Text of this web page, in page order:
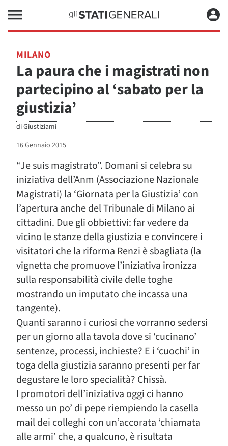
MILANO
La paura che i magistrati non
partecipino al ‘sabato per la
giustizia’
diGiustiziami
16 Gennaio 2015
“Je suis magistrato”. Domani si celebra su
iniziativa dell’Anm (Associazione Nazionale
Magistrati) la ‘Giornata per la Giustizia’ con
l’apertura anche del Tribunale di Milano ai
cittadini. Due gli obbiettivi: far vedere da
vicino le stanze della giustizia e convincere i
visitatori che la riforma Renzi è sbagliata (la
vignetta che promuove l’iniziativa ironizza
sulla responsabilità civile delle toghe
mostrando un imputato che incassa una
tangente).
Quanti saranno i curiosi che vorranno sedersi
per un giorno alla tavola dove si ‘cucinano’
sentenze, processi, inchieste? E i ‘cuochi’ in
toga della giustizia saranno presenti per far
degustare le loro specialità? Chissà.
I promotori dell’iniziativa oggi ci hanno
messo un po’ di pepe riempiendo la casella
mail dei colleghi con un’accorata ‘chiamata
alle armi’ che, a qualcuno, è risultata